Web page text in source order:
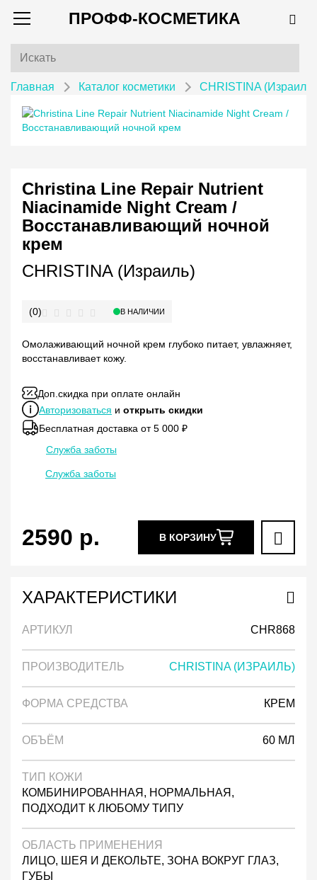
ПРОФФ-КОСМЕТИКА
Главная Каталог косметики CHRISTINA (Израиль)
Christina Line Repair Nutrient
Niacinamide Night Cream /
Восстанавливающий ночной
крем
CHRISTINA (Израиль)
(0) В НАЛИЧИИ
Омолаживающий ночной крем глубоко питает, увлажняет,
восстанавливает кожу.
Доп.скидка при оплате онлайн
Авторизоваться и открыть скидки
Бесплатная доставка от 5 000 ₽
Служба заботы
Служба заботы
2590 р. В КОРЗИНУ
ХАРАКТЕРИСТИКИ
АРТИКУЛ CHR868
ПРОИЗВОДИТЕЛЬ CHRISTINA (ИЗРАИЛЬ)
ФОРМА СРЕДСТВА КРЕМ
ОБЪЁМ 60 МЛ
ТИП КОЖИ
КОМБИНИРОВАННАЯ, НОРМАЛЬНАЯ,
ПОДХОДИТ К ЛЮБОМУ ТИПУ
ОБЛАСТЬ ПРИМЕНЕНИЯ
ЛИЦО, ШЕЯ И ДЕКОЛЬТЕ, ЗОНА ВОКРУГ ГЛАЗ,
ГУБЫ